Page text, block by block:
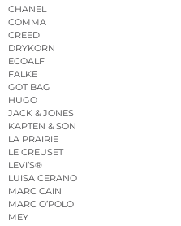
CHANEL
COMMA
CREED
DRYKORN
ECOALF
FALKE
GOT BAG
HUGO
JACK & JONES
KAPTEN & SON
LA PRAIRIE
LE CREUSET
LEVI’S®
LUISA CERANO
MARC CAIN
MARC O’POLO
MEY